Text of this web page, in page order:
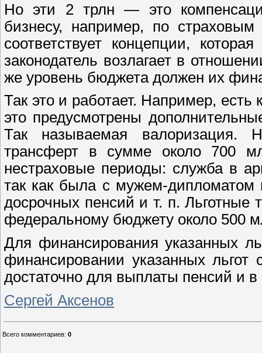
Но эти 2 трлн — это
бизнесу, например, по
соответствует концепции,
законодатель возлагает в
же уровень бюджета должен их
Так это и работает. Например,
это предусмотрены
Так называемая валоризация.
трансферт в сумме около 700
нестраховые периоды: служба в
так как была с мужем-дипломатом
досрочных пенсий и т. п. Льготные
федеральному бюджету около 500
Для финансирования указанных
финансировании указанных льгот
достаточно для выплаты пенсий и
Сергей Аксенов
Всего комментариев: 0